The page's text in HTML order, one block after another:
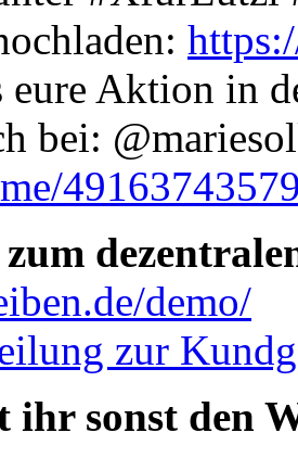
eure Aktion in
bei:
demo/
zur
ihr sonst den